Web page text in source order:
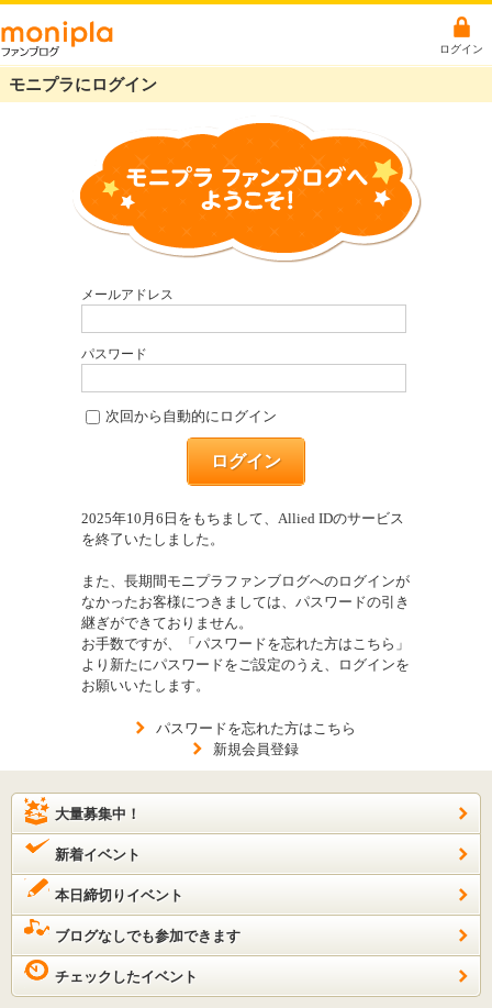
ログイン
モニプラにログイン
メールアドレス
パスワード
次回から自動的にログイン
ログイン
2025年10月6日をもちまして、Allied IDのサービス
を終了いたしました。
また、長期間モニプラファンブログへのログインが
なかったお客様につきましては、パスワードの引き
継ぎができておりません。
お手数ですが、「パスワードを忘れた方はこちら」
より新たにパスワードをご設定のうえ、ログインを
お願いいたします。
パスワードを忘れた方はこちら
新規会員登録
大量募集中！
新着イベント
本日締切りイベント
ブログなしでも参加できます
チェックしたイベント